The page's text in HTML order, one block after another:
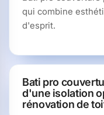
qui combine
d'esprit.
Bati pro
d'une isolation
rénovation de